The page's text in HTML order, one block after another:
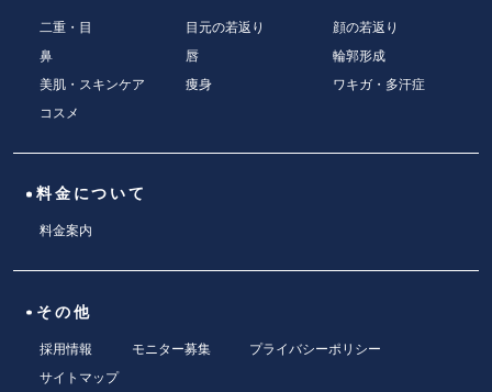
二重・目 目元の若返り
顔の若返り
鼻
唇
輪郭形成
美肌・スキンケア
痩身
ワキガ・多汗症
コスメ
料金について
料金案内
その他
採用情報 モニター募集
プライバシーポリシー
サイトマップ